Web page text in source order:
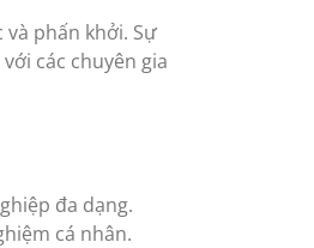
phấn khởi. Sự
các chuyên gia
đa dạng.
cá nhân.